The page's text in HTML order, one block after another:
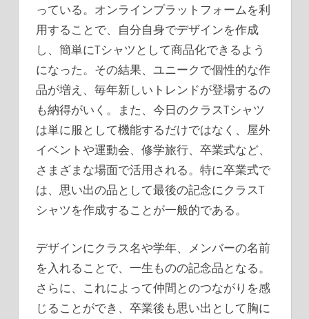
っている。オンラインプラットフォームを利
用することで、自分自身でデザインを作成
し、簡単にTシャツとして商品化できるよう
になった。その結果、ユニークで個性的な作
品が増え、毎年新しいトレンドが登場するの
も納得がいく。また、今日のクラスTシャツ
は単に服として機能するだけではなく、屋外
イベントや運動会、修学旅行、卒業式など、
さまざまな場面で活用される。特に卒業式で
は、思い出の品として最後の記念にクラスT
シャツを作成することが一般的である。
デザインにクラス名や学年、メンバーの名前
を入れることで、一生ものの記念品となる。
さらに、これによって仲間とのつながりを感
じることができ、卒業後も思い出として胸に